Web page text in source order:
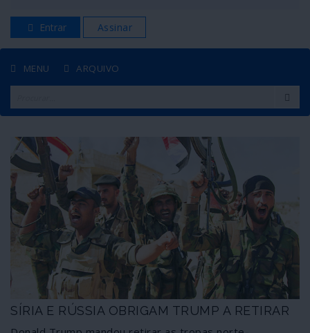
Entrar Assinar
MENU ARQUIVO
SÍRIA E RÚSSIA OBRIGAM TRUMP A RETIRAR